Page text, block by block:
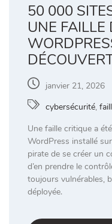
50 000
UNE FAILLE
janvier 21, 2026
cybersécurité,
Une faille critique a
WordPress installé
pirate de se créer un
d’en prendre le
toujours vulnérables,
déployée.